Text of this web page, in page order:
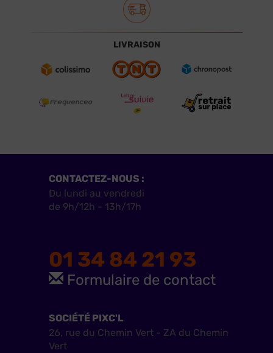
LIVRAISON
CONTACTEZ-NOUS :
Du lundi au vendredi
de 9h/12h - 13h/17h
01 34 84 21 93
Formulaire de contact
SOCIÉTÉ PIXC'L
26, rue du Chemin Vert - ZA du Chemin
Vert